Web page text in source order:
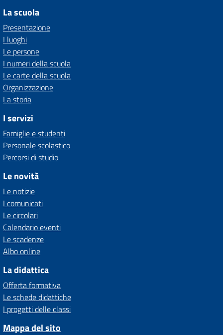
La scuola
Presentazione
I luoghi
Le persone
I numeri della scuola
Le carte della scuola
Organizzazione
La storia
I servizi
Famiglie e studenti
Personale scolastico
Percorsi di studio
Le novità
Le notizie
I comunicati
Le circolari
Calendario eventi
Le scadenze
Albo online
La didattica
Offerta formativa
Le schede didattiche
I progetti delle classi
Mappa del sito